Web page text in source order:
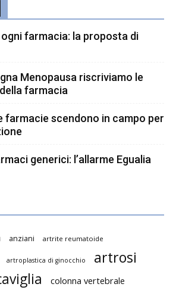
farmacia: la proposta di
Menopausa riscriviamo le
farmacia
farmacie scendono in campo per
generici: l’allarme Egualia
anziani artrite reumatoide
artroplastica di ginocchio artrosi
colonna vertebrale